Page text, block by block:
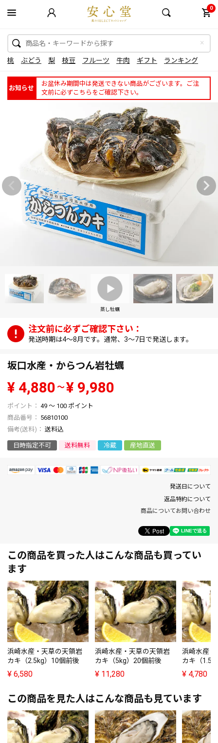
0
桃 ぶどう 梨 枝豆 フルーツ 牛肉 ギフト ランキング
お知らせ
お盆休み期間中は発送できない商品がございます。ご注
文前に必ずこちらをご確認下さい。
蒸し牡蠣
発送時期は4～8月です。通常、3～7日で発送します。
坂口水産・からつん岩牡蠣
¥ 4,880 〜¥ 9,980
49 〜 100 ポイント
商品番号
56810100
送料込
日時指定不可 送料無料 冷蔵 産地直送
発送日について
返品特約について
商品についてお問い合わせ
この商品を買った人はこんな商品も買ってい
ます
浜崎水産・天草の天領岩
カキ（2.5kg）10個前後
¥ 6,580
浜崎水産・天草の天領岩
カキ（5kg）20個前後
¥ 11,280
浜崎水産
カキ（
¥ 4,780
この商品を見た人はこんな商品も見ています